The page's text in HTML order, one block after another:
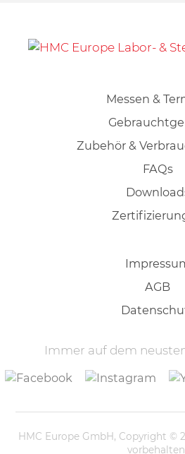
Messen &
Zubehör &
FAQs
AGB
Immer auf dem
HMC Europe GmbH, Copyright ©